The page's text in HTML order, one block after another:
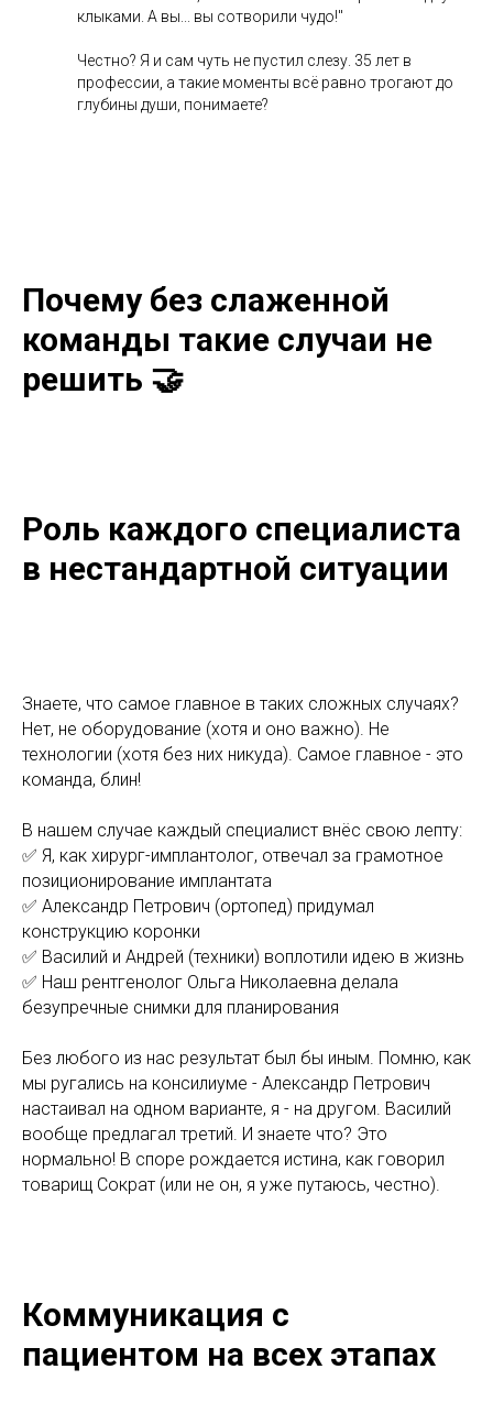
клыками. А вы... вы сотворили чудо!"
Честно? Я и сам чуть не пустил слезу. 35 лет в
профессии, а такие моменты всё равно трогают до
глубины души, понимаете?
Почему без слаженной
команды такие случаи не
решить 🤝
Роль каждого специалиста
в нестандартной ситуации
Знаете, что самое главное в таких сложных случаях?
Нет, не оборудование (хотя и оно важно). Не
технологии (хотя без них никуда). Самое главное - это
команда, блин!
В нашем случае каждый специалист внёс свою лепту:
✅ Я, как хирург-имплантолог, отвечал за грамотное
позиционирование имплантата
✅ Александр Петрович (ортопед) придумал
конструкцию коронки
✅ Василий и Андрей (техники) воплотили идею в жизнь
✅ Наш рентгенолог Ольга Николаевна делала
безупречные снимки для планирования
Без любого из нас результат был бы иным. Помню, как
мы ругались на консилиуме - Александр Петрович
настаивал на одном варианте, я - на другом. Василий
вообще предлагал третий. И знаете что? Это
нормально! В споре рождается истина, как говорил
товарищ Сократ (или не он, я уже путаюсь, честно).
Коммуникация с
пациентом на всех этапах